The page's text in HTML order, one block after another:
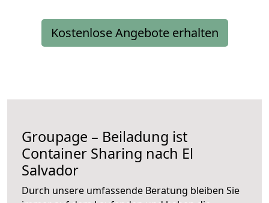
Kostenlose Angebote erhalten
Groupage – Beiladung ist
Container Sharing nach El
Salvador
Durch unsere umfassende Beratung bleiben Sie